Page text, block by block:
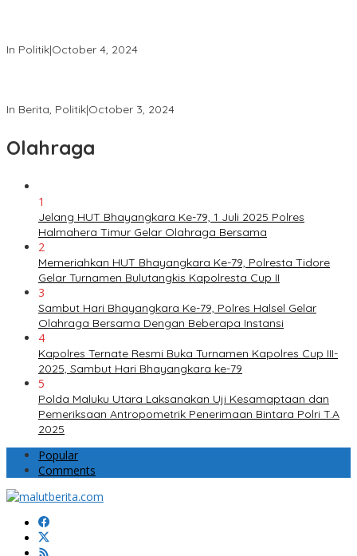
In Politik|October 4, 2024
In Berita, Politik|October 3, 2024
Olahraga
1
Jelang HUT Bhayangkara Ke-79, 1 Juli 2025 Polres
Halmahera Timur Gelar Olahraga Bersama
2
Memeriahkan HUT Bhayangkara Ke-79, Polresta Tidore
Gelar Turnamen Bulutangkis Kapolresta Cup II
3
Sambut Hari Bhayangkara Ke-79, Polres Halsel Gelar
Olahraga Bersama Dengan Beberapa Instansi
4
Kapolres Ternate Resmi Buka Turnamen Kapolres Cup III-
2025, Sambut Hari Bhayangkara ke-79
5
Polda Maluku Utara Laksanakan Uji Kesamaptaan dan
Pemeriksaan Antropometrik Penerimaan Bintara Polri T.A
2025
Popular
Comments